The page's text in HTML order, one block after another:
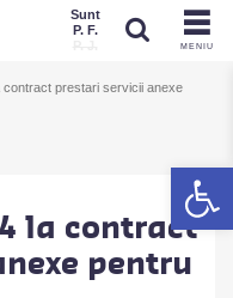
MENIU
Sunt
P. F.
P. J.
contract prestari servicii anexe
la contract
pentru